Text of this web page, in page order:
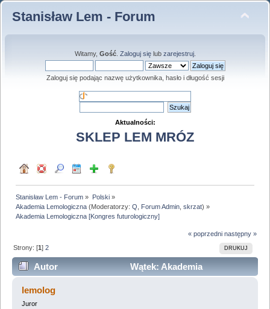
Stanisław Lem - Forum
Witamy, Gość. Zaloguj sięlub zarejestruj.
Zaloguj się podając nazwę użytkownika, hasło i długość sesji
Aktualności:
SKLEP LEM MRÓZ
Stanisław Lem - Forum » Polski»
Akademia Lemologiczna (Moderatorzy:Q Forum Admin ,skrzat) »
Akademia Lemologiczna [Kongres futurologiczny]
« poprzedni następny »
DRUKUJ
Strony: [1]2
Autor
Wątek: Akademia
Lemologiczna [Kongres futurologiczny] (Przeczytany
155935 razy)
lemolog
Juror